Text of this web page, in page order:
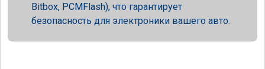
Bitbox, PCMFlash), что гарантирует
безопасность для электроники вашего авто.